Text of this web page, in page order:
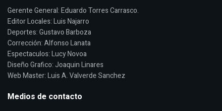
Gerente General: Eduardo Torres Carrasco.
Editor Locales: Luis Najarro
Deportes: Gustavo Barboza
Corrección: Alfonso Lanata
Espectaculos: Lucy Novoa
Diseño Grafico: Joaquin Linares
Web Master: Luis A. Valverde Sanchez
Medios de contacto